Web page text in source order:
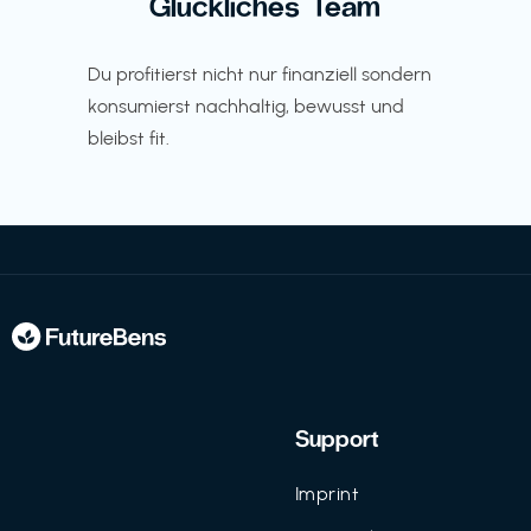
Du profitierst nicht nur finanziell sondern
konsumierst nachhaltig, bewusst und
bleibst fit.
Support
Imprint